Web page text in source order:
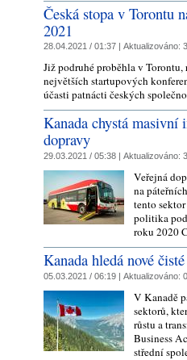
Česká stopa v Torontu
2021
28.04.2021 / 01:37 | Aktualizováno:
Již podruhé proběhla v
největších startupových
účasti patnácti českých
Kanada chystá masivní
dopravy
29.03.2021 / 05:38 | Aktualizováno:
Veřejná
na
tento
politika
roku 2020
Kanada hledá nové
05.03.2021 / 06:19 | Aktualizováno:
V Kanadě
sektorů,
růstu a
Business
střední